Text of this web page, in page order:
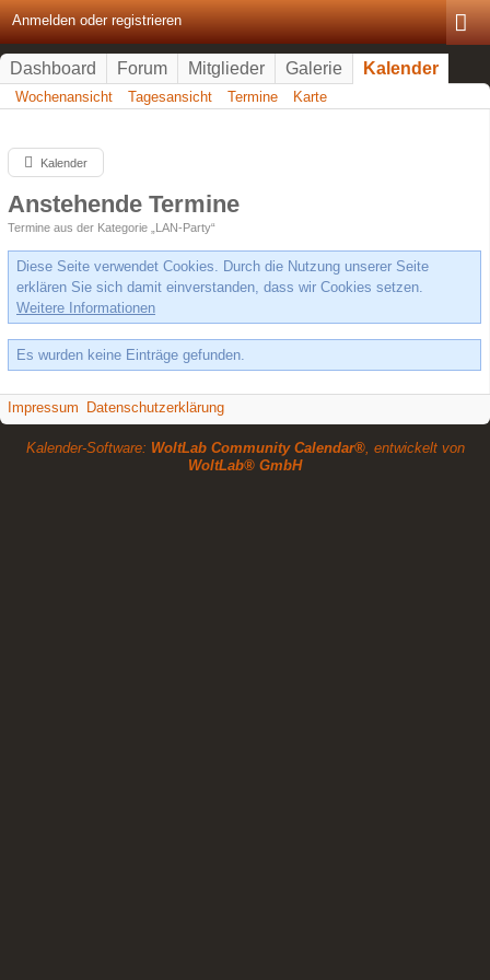
Anmelden oder registrieren
Dashboard Forum Mitglieder Galerie Kalender
Wochenansicht Tagesansicht Termine Karte
Kalender
Anstehende Termine
Termine aus der Kategorie „LAN-Party“
Diese Seite verwendet Cookies. Durch die Nutzung unserer Seite
erklären Sie sich damit einverstanden, dass wir Cookies setzen.
Weitere Informationen
Es wurden keine Einträge gefunden.
Impressum Datenschutzerklärung
Kalender-Software: WoltLab Community Calendar®, entwickelt von
WoltLab® GmbH